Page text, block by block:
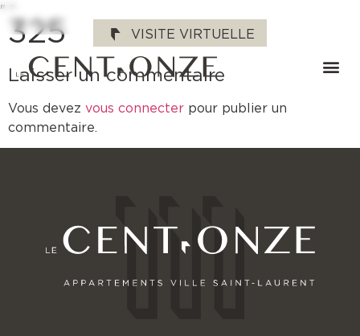
"
VISITE VIRTUELLE
325
Laisser un commentaire
Vous devez vous connecter pour publier un
commentaire.